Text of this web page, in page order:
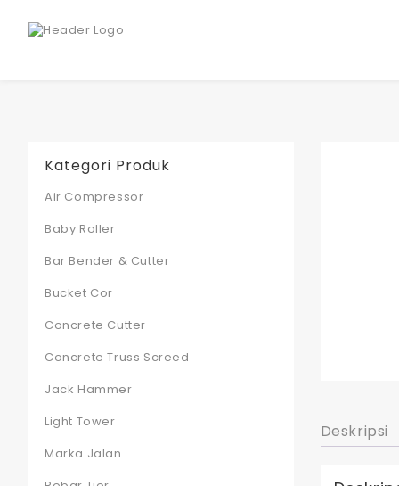
Deskripsi
Kategori Produk
Air Compressor
Baby Roller
Bar Bender & Cutter
Bucket Cor
Concrete Cutter
Concrete Truss Screed
Jack Hammer
Light Tower
Marka Jalan